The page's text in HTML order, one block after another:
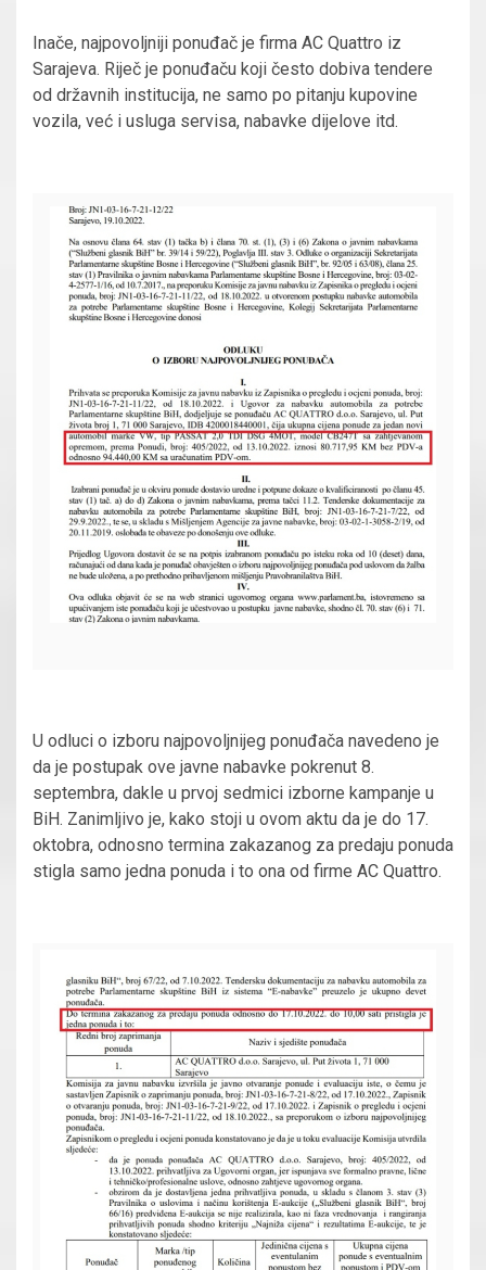
Inače, najpovoljniji ponuđač je firma AC Quattro iz
Sarajeva. Riječ je ponuđaču koji često dobiva tendere
od državnih institucija, ne samo po pitanju kupovine
vozila, već i usluga servisa, nabavke dijelove itd.
U odluci o izboru najpovoljnijeg ponuđača navedeno je
da je postupak ove javne nabavke pokrenut 8.
septembra, dakle u prvoj sedmici izborne kampanje u
BiH. Zanimljivo je, kako stoji u ovom aktu da je do 17.
oktobra, odnosno termina zakazanog za predaju ponuda
stigla samo jedna ponuda i to ona od firme AC Quattro.